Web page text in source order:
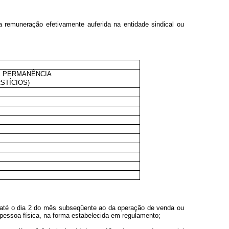
efetivamente auferida na entidade sindical ou
o dia 2 do mês subseqüente ao da operação de venda ou
física, na forma estabelecida em regulamento;